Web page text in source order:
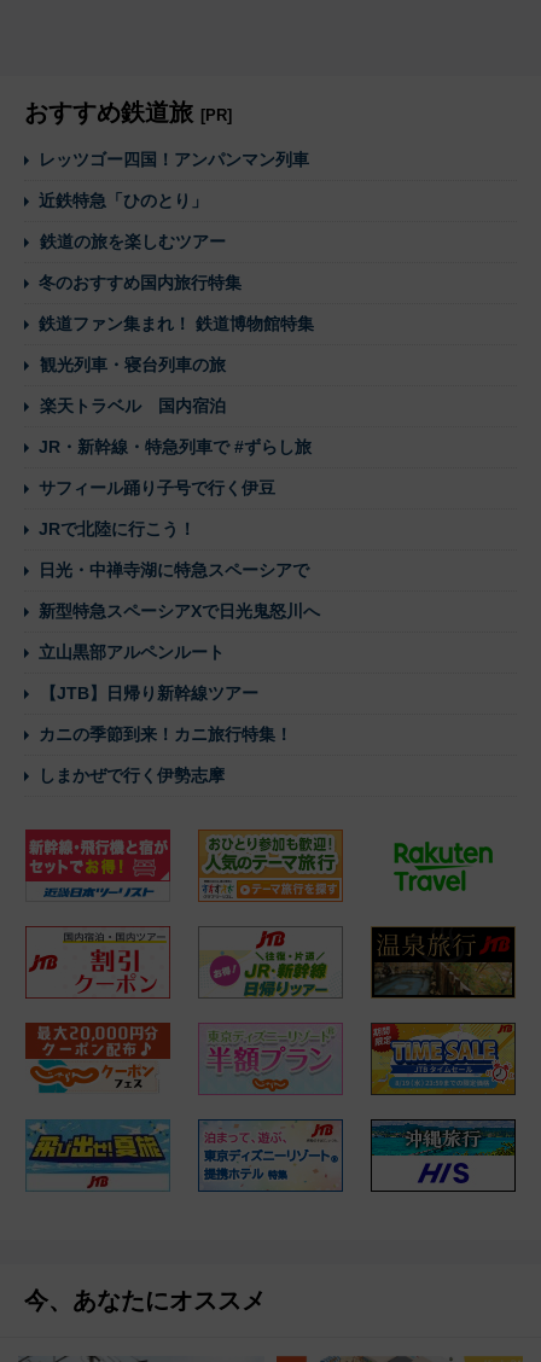
おすすめ鉄道旅 [PR]
レッツゴー四国！アンパンマン列車
近鉄特急「ひのとり」
鉄道の旅を楽しむツアー
冬のおすすめ国内旅行特集
鉄道ファン集まれ！ 鉄道博物館特集
観光列車・寝台列車の旅
楽天トラベル 国内宿泊
JR・新幹線・特急列車で #ずらし旅
サフィール踊り子号で行く伊豆
JRで北陸に行こう！
日光・中禅寺湖に特急スペーシアで
新型特急スペーシアXで日光鬼怒川へ
立山黒部アルペンルート
【JTB】日帰り新幹線ツアー
カニの季節到来！カニ旅行特集！
しまかぜで行く伊勢志摩
今、あなたにオススメ